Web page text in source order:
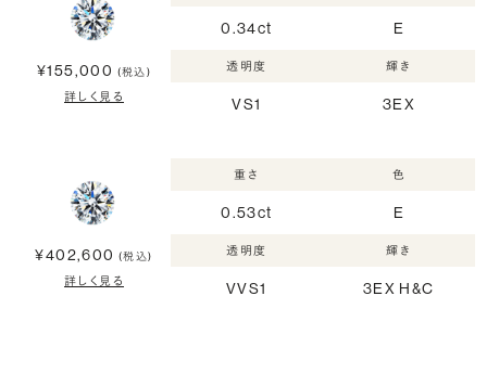
¥155,000 (税込)
詳しく見る
0.34ct E
透明度
VS1
輝き
3EX
¥402,600 (税込)
詳しく見る
重さ
0.53ct
色
E
透明度
VVS1
輝き
3EX H&C